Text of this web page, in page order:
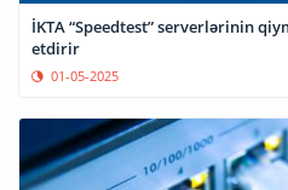
İKTA “Speedtest” serverlərinin
etdirir
01-05-2025